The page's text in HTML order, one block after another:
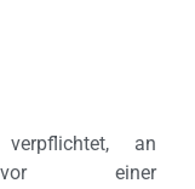
an
vor einer